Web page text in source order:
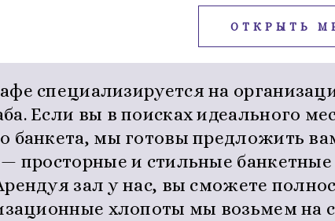
ОТКРЫТЬ
специализируется на
Если вы в поисках идеального
банкета, мы готовы предложить
просторные и стильные
зал у нас, вы сможете
хлопоты мы возьмем на